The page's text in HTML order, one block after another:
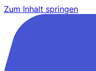
Zum Inhalt springen